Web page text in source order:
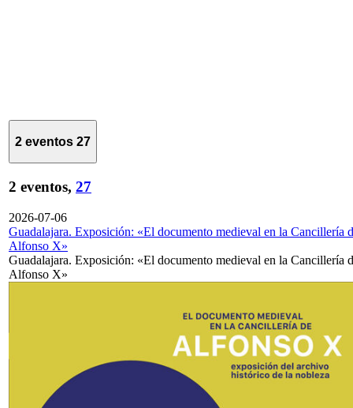
2 eventos 27
2 eventos, 27
2026-07-06
Guadalajara. Exposición: «El documento medieval en la Cancillería
Alfonso X»
Guadalajara. Exposición: «El documento medieval en la Cancillería
Alfonso X»